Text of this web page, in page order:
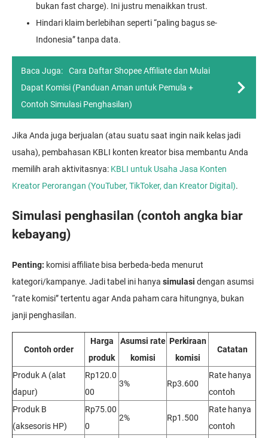
bukan fast charge). Ini justru menaikkan trust.
Hindari klaim berlebihan seperti “paling bagus se-
Indonesia” tanpa data.
Baca Juga:
Cara Daftar Shopee Affiliate dan Mulai
Dapat Komisi (Panduan Aman untuk Pemula +
Contoh Simulasi Penghasilan)
Jika Anda juga berjualan (atau suatu saat ingin naik kelas jadi
usaha), pembahasan KBLI konten kreator bisa membantu Anda
memilih arah aktivitasnya: KBLI untuk Usaha Jasa Konten
Kreator Perorangan (YouTuber, TikToker, dan Kreator Digital).
Simulasi penghasilan (contoh angka biar
kebayang)
Penting: komisi affiliate bisa berbeda-beda menurut
kategori/kampanye. Jadi tabel ini hanya simulasi dengan asumsi
“rate komisi” tertentu agar Anda paham cara hitungnya, bukan
janji penghasilan.
Contoh order
Harga
produk
Asumsi rate
komisi
Perkiraan
komisi
Catatan
Produk A (alat
dapur)
Rp120.0
00
3% Rp3.600
Rate hanya
contoh
Produk B
(aksesoris HP)
Rp75.00
0
2% Rp1.500
Rate hanya
contoh